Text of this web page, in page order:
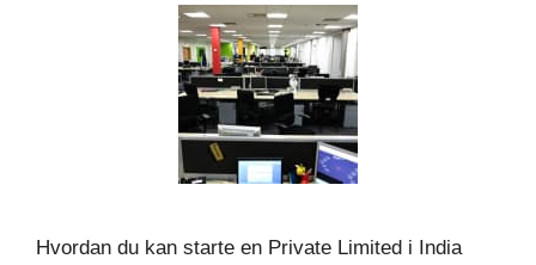
Hvordan du kan starte en Private Limited i India